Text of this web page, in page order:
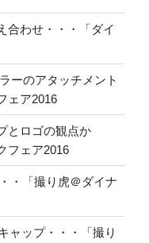
合わせ・・・「ダイ
ーのアタッチメント
ェア2016
とロゴの観点か
フェア2016
・「撮り虎＠ダイナ
ャップ・・・「撮り